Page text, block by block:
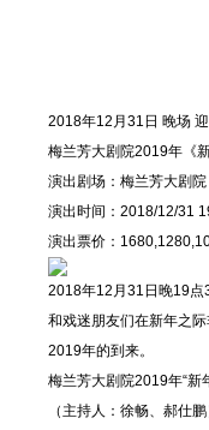
2018年12月31日 晚场
梅兰芳大剧院2019年《
演出剧场：梅兰芳大剧院
演出时间：2018/12/31
演出票价：
2018年12月31日晚19点
和戏迷朋友们在新年之
2019年的到来。
梅兰芳大剧院2019年“新
（主持人：徐畅、郝仕鹏